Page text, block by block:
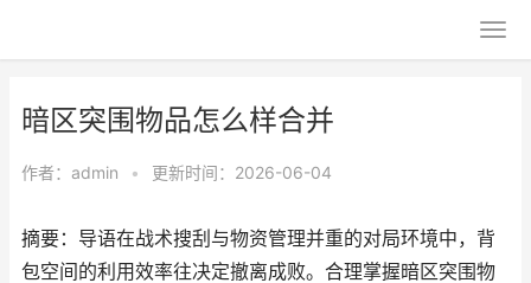
暗区突围物品怎么样合并
作者： admin • 更新时间：2026-06-04
摘要：导语在战术搜刮与物资管理并重的对局环境中，背
包空间的利用效率往决定撤离成败。合理掌握暗区突围物